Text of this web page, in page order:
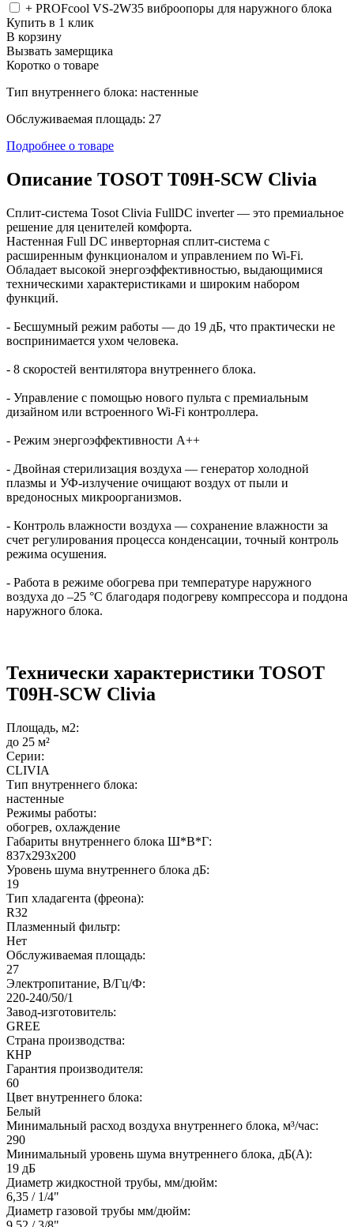
+ PROFcool VS-2W35 виброопоры для наружного блока
Купить в 1 клик
В корзину
Вызвать замерщика
Коротко о товаре
Тип внутреннего блока: настенные
Обслуживаемая площадь: 27
Подробнее о товаре
Описание TOSOT T09H-SCW Clivia
Сплит-система Tosot Clivia FullDC inverter — это премиальное
решение для ценителей комфорта.
Настенная Full DC инверторная сплит-система с
расширенным функционалом и управлением по Wi-Fi.
Обладает высокой энергоэффективностью, выдающимися
техническими характеристиками и широким набором
функций.
- Бесшумный режим работы — до 19 дБ, что практически не
воспринимается ухом человека.
- 8 скоростей вентилятора внутреннего блока.
- Управление с помощью нового пульта с премиальным
дизайном или встроенного Wi-Fi контроллера.
- Режим энергоэффективности А++
- Двойная стерилизация воздуха — генератор холодной
плазмы и УФ-излучение очищают воздух от пыли и
вредоносных микроорганизмов.
- Контроль влажности воздуха — сохранение влажности за
счет регулирования процесса конденсации, точный контроль
режима осушения.
- Работа в режиме обогрева при температуре наружного
воздуха до –25 °С благодаря подогреву компрессора и поддона
наружного блока.
Технически характеристики TOSOT
T09H-SCW Clivia
Площадь, м2:
до 25 м²
Серии:
CLIVIA
Тип внутреннего блока:
настенные
Режимы работы:
обогрев, охлаждение
Габариты внутреннего блока Ш*В*Г:
837x293x200
Уровень шума внутреннего блока дБ:
19
Тип хладагента (фреона):
R32
Плазменный фильтр:
Нет
Обслуживаемая площадь:
27
Электропитание, В/Гц/Ф:
220-240/50/1
Завод-изготовитель:
GREE
Страна производства:
КНР
Гарантия производителя:
60
Цвет внутреннего блока:
Белый
Минимальный расход воздуха внутреннего блока, м³/час:
290
Минимальный уровень шума внутреннего блока, дБ(А):
19 дБ
Диаметр жидкостной трубы, мм/дюйм:
6,35 / 1/4"
Диаметр газовой трубы мм/дюйм: